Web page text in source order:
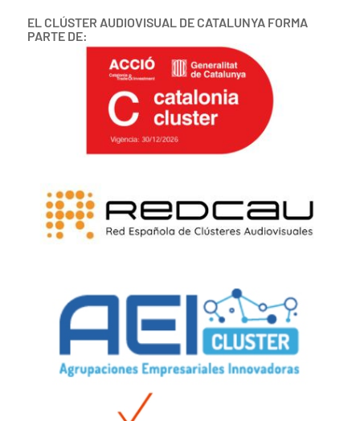
EL CLÚSTER AUDIOVISUAL DE CATALUNYA FORMA
PARTE DE: